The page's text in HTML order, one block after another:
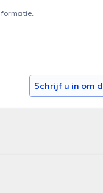
Schrijf u in om